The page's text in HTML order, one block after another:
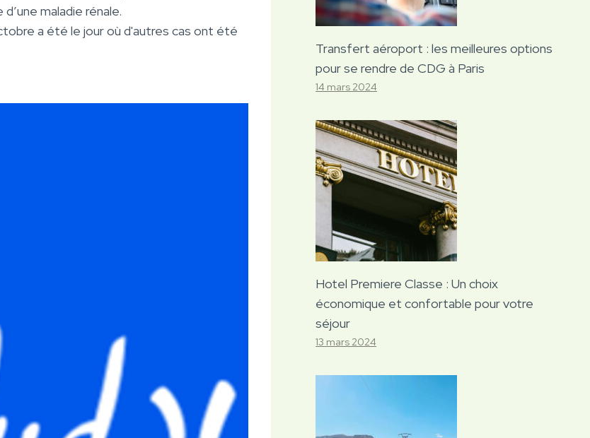
maladie rénale.
a été le jour où d'autres cas ont été
Transfert aéroport : les meilleures options
pour se rendre de CDG à Paris
14 mars 2024
Hotel Premiere Classe : Un choix
économique et confortable pour votre
séjour
13 mars 2024